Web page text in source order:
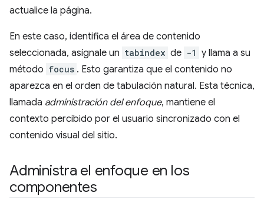
actualice la página.
En este caso, identifica el área de contenido
seleccionada, asígnale un tabindex de -1 y llama a su
método focus . Esto garantiza que el contenido no
aparezca en el orden de tabulación natural. Esta técnica,
llamada administración del enfoque, mantiene el
contexto percibido por el usuario sincronizado con el
contenido visual del sitio.
Administra el enfoque en los
componentes